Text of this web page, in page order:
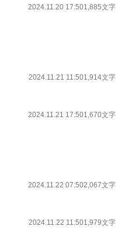
2024.11.20 17:501,885文字
2024.11.21 11:501,914文字
2024.11.21 17:501,670文字
2024.11.22 07:502,067文字
2024.11.22 11:501,979文字